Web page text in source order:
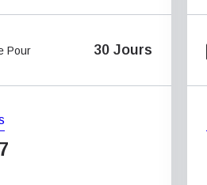
Pour 30 Jours